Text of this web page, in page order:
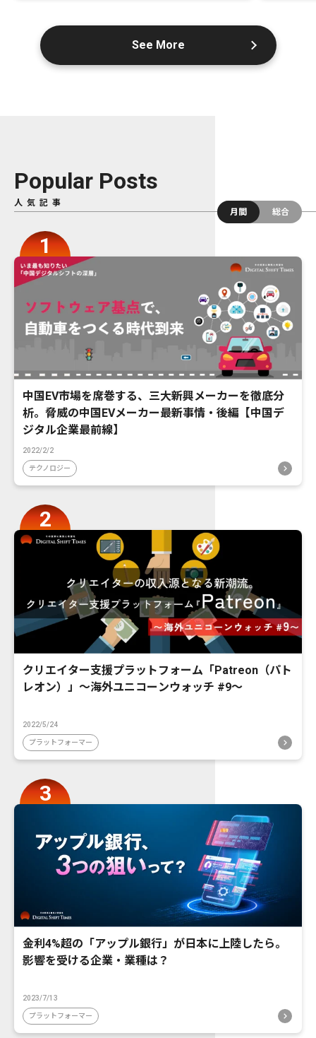
See More
Popular Posts
人気記事
月間
総合
中国EV市場を席巻する、三大新興メーカーを徹底分
析。脅威の中国EVメーカー最新事情・後編【中国デ
ジタル企業最前線】
2022/2/2
テクノロジー
クリエイター支援プラットフォーム「Patreon（パト
レオン）」〜海外ユニコーンウォッチ #9〜
2022/5/24
プラットフォーマー
金利4%超の「アップル銀行」が日本に上陸したら。
影響を受ける企業・業種は？
2023/7/13
プラットフォーマー